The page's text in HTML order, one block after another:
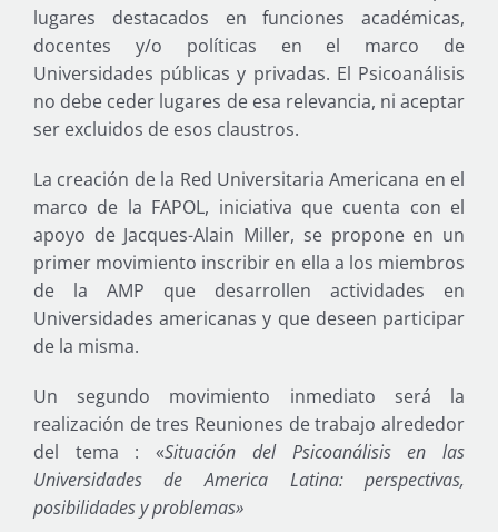
lugares destacados en funciones académicas,
docentes y/o políticas en el marco de
Universidades públicas y privadas. El Psicoanálisis
no debe ceder lugares de esa relevancia, ni aceptar
ser excluidos de esos claustros.
La creación de la Red Universitaria Americana en el
marco de la FAPOL, iniciativa que cuenta con el
apoyo de Jacques-Alain Miller, se propone en un
primer movimiento inscribir en ella a los miembros
de la AMP que desarrollen actividades en
Universidades americanas y que deseen participar
de la misma.
Un segundo movimiento inmediato será la
realización de tres Reuniones de trabajo alrededor
del tema : «Situación del Psicoanálisis en las
Universidades de America Latina: perspectivas,
posibilidades y problemas»